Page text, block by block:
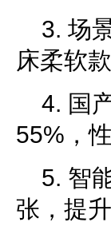
3. 场
床柔软
4. 国
55%，
5. 智
张，提